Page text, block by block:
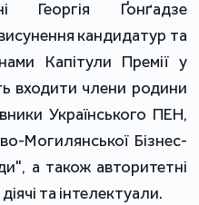
Георгія Ґонґадзе
кандидатур та
Капітули Премії у
входити члени родини
Українського ПЕН,
Могилянської Бізнес-
а також авторитетні
та інтелектуали.